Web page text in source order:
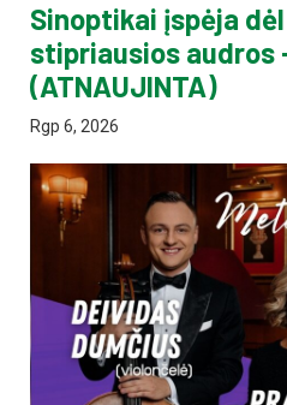
Sinoptikai įspėja
stipriausios audros
(ATNAUJINTA)
Rgp 6, 2026